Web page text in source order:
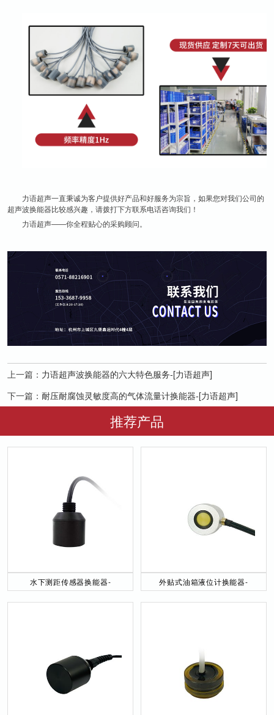
力语超声一直秉诚为客户提供好产品和好服务为宗旨，如果您对我们公司的
超声波换能器比较感兴趣，请拨打下方联系电话咨询我们！
力语超声——你全程贴心的采购顾问。
上一篇： 力语超声波换能器的六大特色服务-[力语超声]
下一篇： 耐压耐腐蚀灵敏度高的气体流量计换能器-[力语超声]
推荐产品
水下测距传感器换能器-
外贴式油箱液位计换能器-